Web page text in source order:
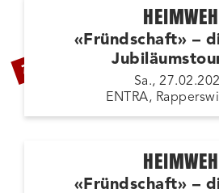
ZUSATZSHOW
HEIMWEH
«Fründschaft» –
Sa.,
ENTRA,
HEIMWEH
«Fründschaft» –